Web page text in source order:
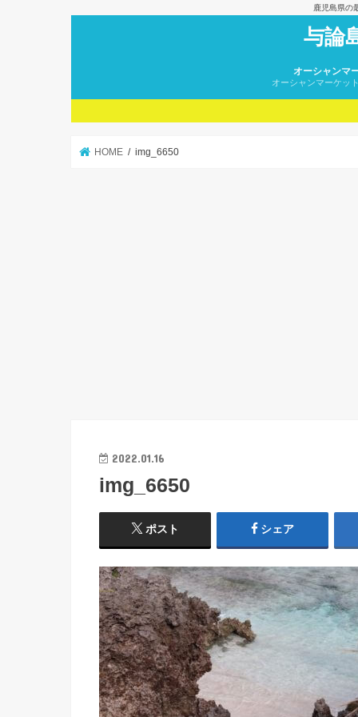
鹿児島県の
与論
オーシャンマ
オーシャンマーケッ
HOME img_6650
2022.01.16
img_6650
ポスト シェア